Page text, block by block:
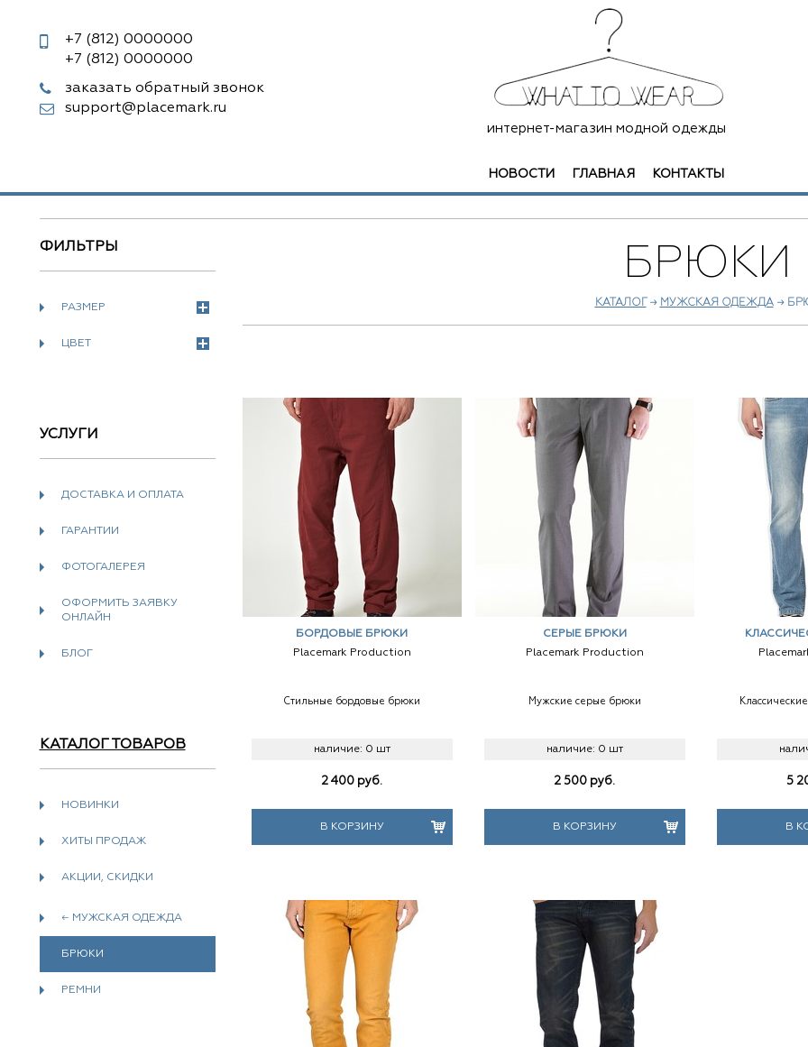
+7 (812) 0000000
+7 (812) 0000000
заказать обратный звонок
support@placemark.ru
интернет-магазин модной одежды
НОВОСТИ ГЛАВНАЯ КОНТАКТЫ
ФИЛЬТРЫ
РАЗМЕР
ЦВЕТ
УСЛУГИ
ДОСТАВКА И ОПЛАТА
ГАРАНТИИ
ФОТОГАЛЕРЕЯ
ОФОРМИТЬ ЗАЯВКУ
ОНЛАЙН
БЛОГ
КАТАЛОГ ТОВАРОВ
НОВИНКИ
ХИТЫ ПРОДАЖ
АКЦИИ, СКИДКИ
← МУЖСКАЯ ОДЕЖДА
БРЮКИ
РЕМНИ
БРЮКИ
КАТАЛОГ → МУЖСКАЯ ОДЕЖДА→
БОРДОВЫЕ БРЮКИ
Placemark Production
Стильные бордовые брюки
наличие: 0 шт
2 400 руб.
В КОРЗИНУ
СЕРЫЕ БРЮКИ
Placemark Production
Мужские серые брюки
наличие: 0 шт
2 500 руб.
В КОРЗИНУ
5
В